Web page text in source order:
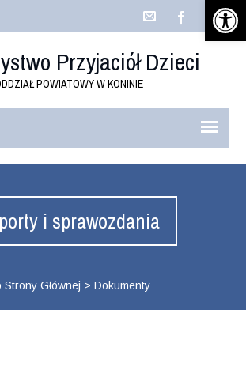
Przyjaciół Dzieci
POWIATOWY W KONINIE
i sprawozdania
Strony Głównej > Dokumenty